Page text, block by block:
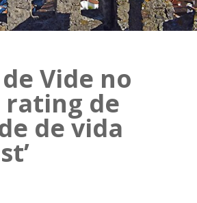
Vide no
de
de vida